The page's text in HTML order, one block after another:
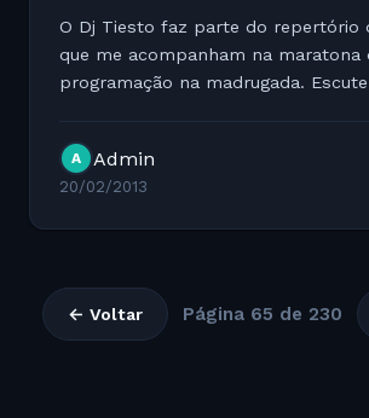
O Dj Tiesto faz parte do repertório
que me acompanham na maratona
programação na madrugada.
diferente ;-) [youtube...
A Admin
20/02/2013
← Voltar Página 65 de 230